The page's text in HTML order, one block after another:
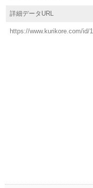
詳細データURL
https://www.kurikore.com/id/